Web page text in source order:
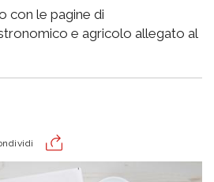
con le pagine di
e agricolo allegato al